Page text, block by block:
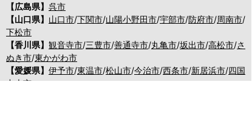
【広島県】 呉市
【山口県】 山口市/下関市/山陽小野田市/宇部市/防府市/周南市/
下松市
【香川県】 観音寺市/三豊市/善通寺市/丸亀市/坂出市/高松市/さ
ぬき市/東かがわ市
【愛媛県】 伊予市/東温市/松山市/今治市/西条市/新居浜市/四国
中央市